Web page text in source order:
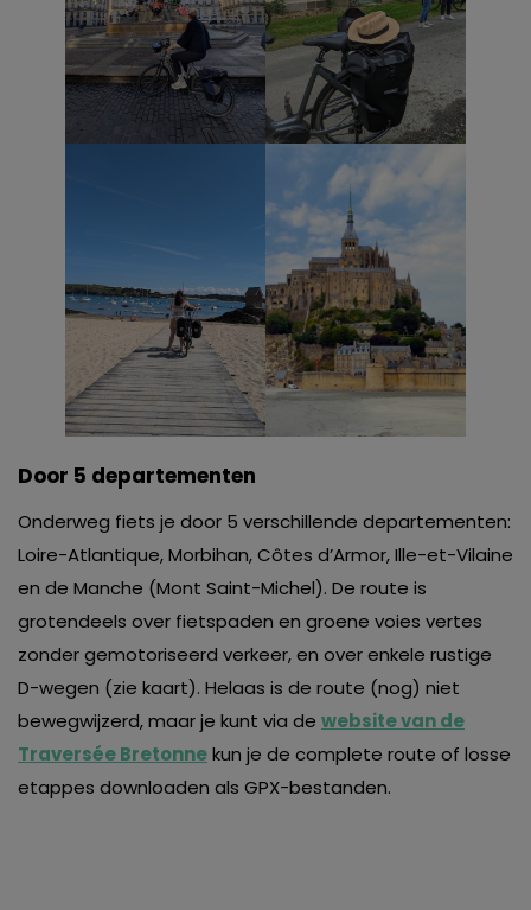
Door 5 departementen
Onderweg fiets je door 5 verschillende departementen:
Loire-Atlantique, Morbihan, Côtes d’Armor, Ille-et-Vilaine
en de Manche (Mont Saint-Michel). De route is
grotendeels over fietspaden en groene voies vertes
zonder gemotoriseerd verkeer, en over enkele rustige
D-wegen (zie kaart). Helaas is de route (nog) niet
bewegwijzerd, maar je kunt via de website van de
Traversée Bretonnekun je de complete route of losse
etappes downloaden als GPX-bestanden.